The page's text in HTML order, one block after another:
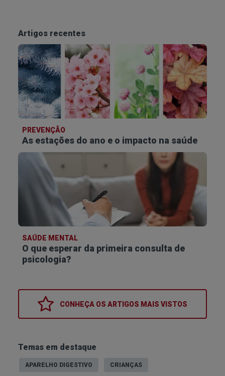
Artigos recentes
PREVENÇÃO
As estações do ano e o impacto na saúde
SAÚDE MENTAL
O que esperar da primeira consulta de
psicologia?
CONHEÇA OS ARTIGOS MAIS VISTOS
Temas em destaque
APARELHO DIGESTIVO CRIANÇAS